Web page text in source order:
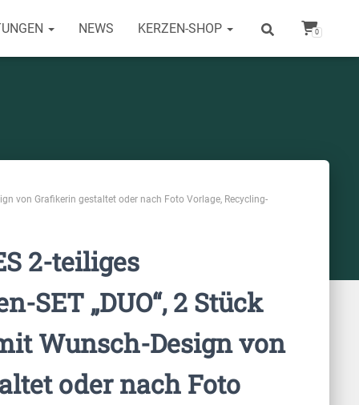
NEWS KERZEN-SHOP 0
von Grafikerin gestaltet oder nach Foto Vorlage, Recycling-
2-teiliges
SET „DUO“, 2 Stück
Wunsch-Design von
oder nach Foto